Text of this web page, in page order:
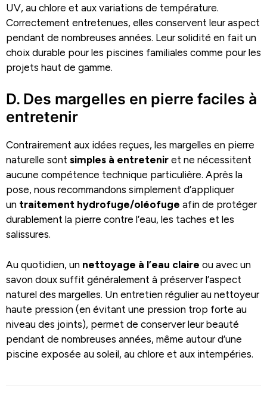
UV, au chlore et aux variations de température.
Correctement entretenues, elles conservent leur aspect
pendant de nombreuses années. Leur solidité en fait un
choix durable pour les piscines familiales comme pour les
projets haut de gamme.
D. Des margelles en pierre faciles à
entretenir
Contrairement aux idées reçues, les margelles en pierre
naturelle sont simples à entretenir et ne nécessitent
aucune compétence technique particulière. Après la
pose, nous recommandons simplement d’appliquer
un traitement hydrofuge/oléofuge afin de protéger
durablement la pierre contre l’eau, les taches et les
salissures.
Au quotidien, un nettoyage à l’eau claire ou avec un
savon doux suffit généralement à préserver l’aspect
naturel des margelles. Un entretien régulier au nettoyeur
haute pression (en évitant une pression trop forte au
niveau des joints), permet de conserver leur beauté
pendant de nombreuses années, même autour d’une
piscine exposée au soleil, au chlore et aux intempéries.